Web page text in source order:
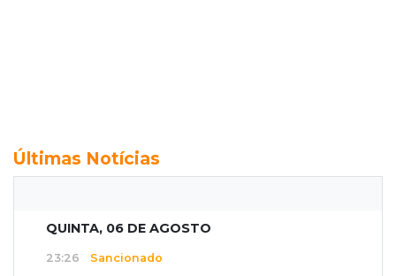
Últimas Notícias
QUINTA, 06 DE AGOSTO
23:26 Sancionado